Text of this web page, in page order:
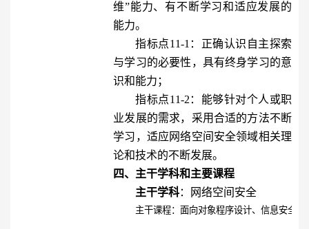
维”能力、有不断学习和适应发展的
能力。
指标点11-1：正确认识自主探索
与学习的必要性，具有终身学习的意
识和能力；
指标点11-2：能够针对个人或职
业发展的需求，采用合适的方法不断
学习，适应网络空间安全领域相关理
论和技术的不断发展。
四、主干学科和主要课程
主干学科：网络空间安全
主干课程：面向对象程序设计、信息安全